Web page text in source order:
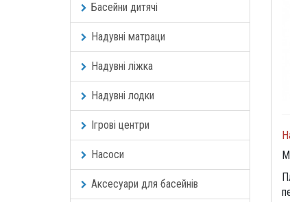
Басейни дитячі
Надувні матраци
Надувні ліжка
Надувні лодки
Ігрові центри
Насоси
Аксесуари для басейнів